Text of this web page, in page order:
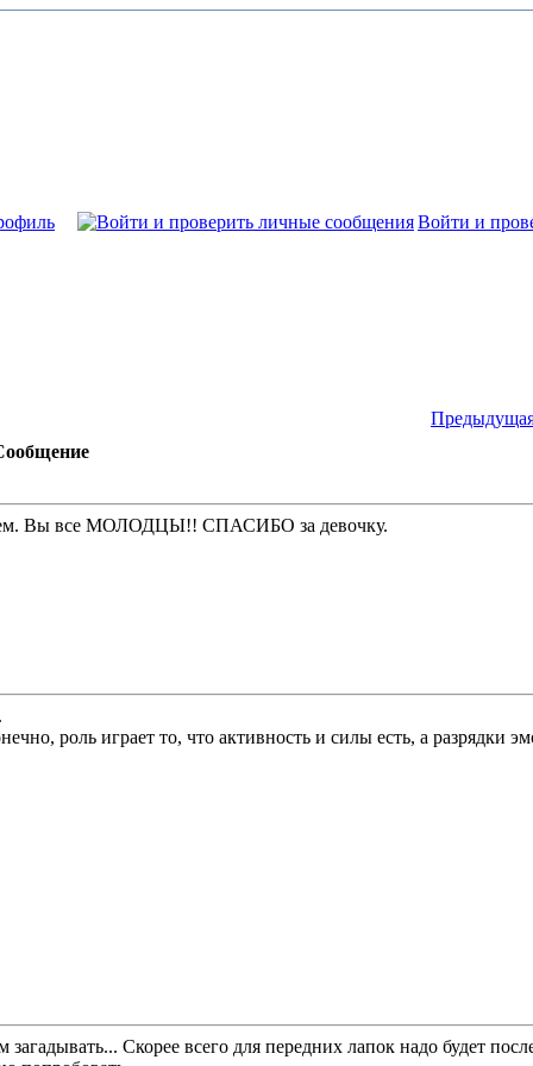
Войти и
Вы все МОЛОДЦЫ!! СПАСИБО за девочку.
роль играет то, что активность и силы есть, а разрядки
Скорее всего для передних лапок надо будет